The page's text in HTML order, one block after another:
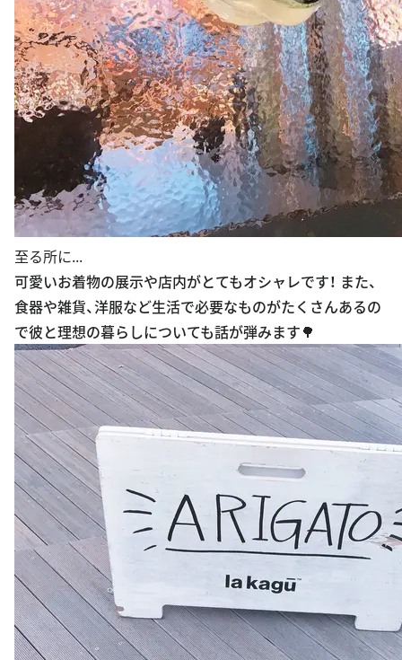
至る所に...
可愛いお着物の展示や店内がとてもオシャレです！ また、
食器や雑貨、洋服など生活で必要なものがたくさんあるの
で彼と理想の暮らしについても話が弾みます🌳